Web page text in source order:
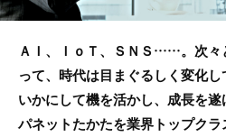
ＡＩ、ＩｏＴ、ＳＮＳ……。次々
って、時代は目まぐるしく変化
いかにして機を活かし、成長を
パネットたかたを業界トップク